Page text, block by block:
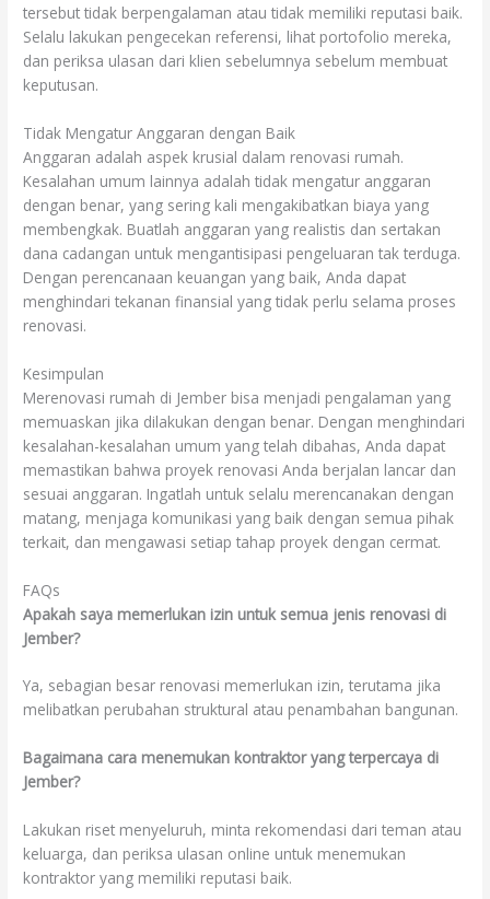
tersebut tidak berpengalaman atau tidak memiliki reputasi baik.
Selalu lakukan pengecekan referensi, lihat portofolio mereka,
dan periksa ulasan dari klien sebelumnya sebelum membuat
keputusan.
Tidak Mengatur Anggaran dengan Baik
Anggaran adalah aspek krusial dalam renovasi rumah.
Kesalahan umum lainnya adalah tidak mengatur anggaran
dengan benar, yang sering kali mengakibatkan biaya yang
membengkak. Buatlah anggaran yang realistis dan sertakan
dana cadangan untuk mengantisipasi pengeluaran tak terduga.
Dengan perencanaan keuangan yang baik, Anda dapat
menghindari tekanan finansial yang tidak perlu selama proses
renovasi.
Kesimpulan
Merenovasi rumah di Jember bisa menjadi pengalaman yang
memuaskan jika dilakukan dengan benar. Dengan menghindari
kesalahan-kesalahan umum yang telah dibahas, Anda dapat
memastikan bahwa proyek renovasi Anda berjalan lancar dan
sesuai anggaran. Ingatlah untuk selalu merencanakan dengan
matang, menjaga komunikasi yang baik dengan semua pihak
terkait, dan mengawasi setiap tahap proyek dengan cermat.
FAQs
Apakah saya memerlukan izin untuk semua jenis renovasi di
Jember?
Ya, sebagian besar renovasi memerlukan izin, terutama jika
melibatkan perubahan struktural atau penambahan bangunan.
Bagaimana cara menemukan kontraktor yang terpercaya di
Jember?
Lakukan riset menyeluruh, minta rekomendasi dari teman atau
keluarga, dan periksa ulasan online untuk menemukan
kontraktor yang memiliki reputasi baik.